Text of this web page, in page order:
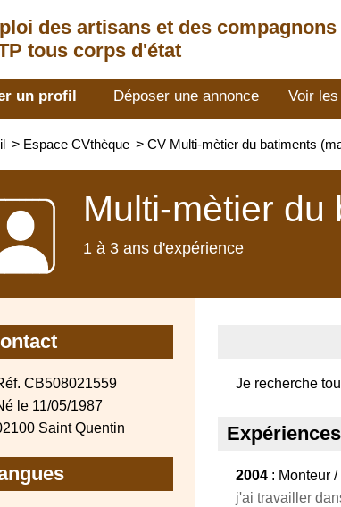
des artisans et des compagnons
tous corps d'état
un profil Déposer une annonce Voir
> Espace CVthèque > CV Multi-mètier du batiments
Multi-mètier du
1 à 3 ans d'expérience
CB508021559
le 11/05/1987
Saint Quentin
Je recherche
2004 : Monteur
j'ai travailler